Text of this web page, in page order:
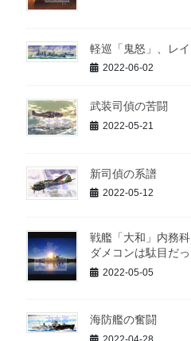
軽巡「鬼怒」、レイ
2022-06-02
武装司偵の苦闘
2022-05-21
新司偵の系譜
2022-05-12
戦艦「大和」内務
ダメコンは駄目だ
2022-05-05
海防艦の奮闘